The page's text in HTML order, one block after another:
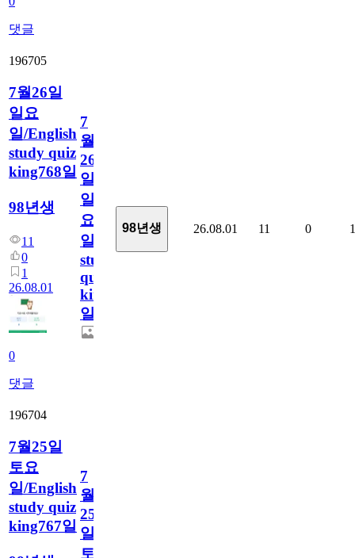
댓글
196705
7월26일
일요
일/English
study quiz
king768일
98년생
11
0
1
26.08.01
0
댓글
7
월
26
일
일
요
일/English
study
quiz
king768
일
98년생 26.08.01 11 0 1
196704
7월25일
토요
일/English
study quiz
king767일
7
월
25
일
토